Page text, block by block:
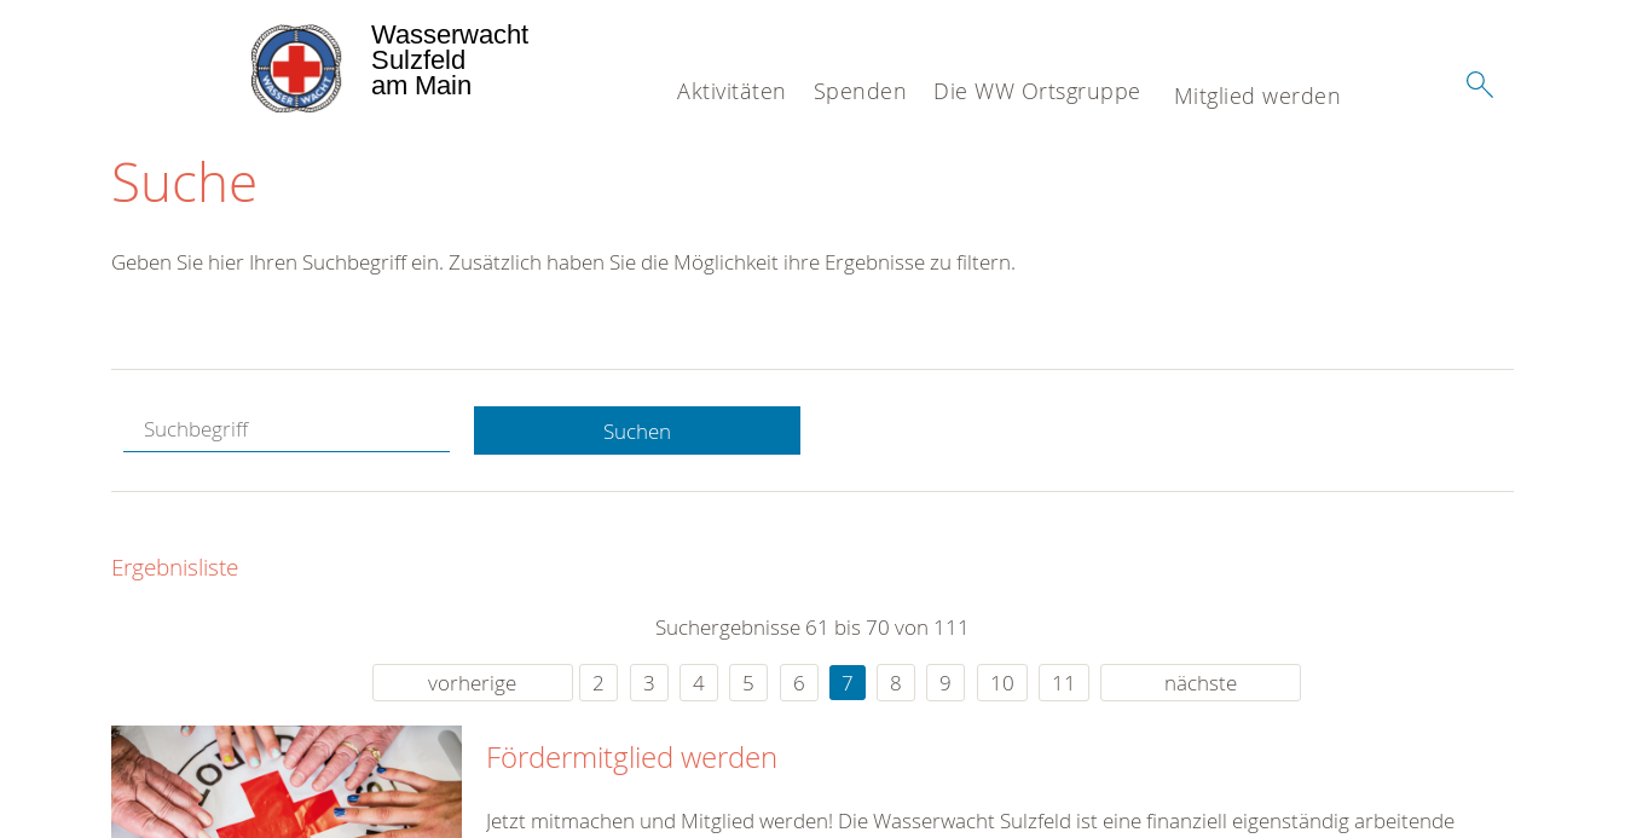
Aktivitäten Spenden Die WW Ortsgruppe Mitglied werden
Wasserwacht
Sulzfeld
am Main
Suche
Hotline.
gerne.
rund um die Uhr
Geben Sie hier Ihren Suchbegriff ein. Zusätzlich haben Sie die Möglichkeit ihre Ergebnisse zu filtern.
Suchen
Ergebnisliste
Suchergebnisse 61 bis 70 von 111
vorherige
2 3 4 5 6 7 8 9 10 11 nächste
Fördermitglied werden
Jetzt mitmachen und Mitglied werden! Die Wasserwacht Sulzfeld ist eine finanziell eigenständig arbeitende